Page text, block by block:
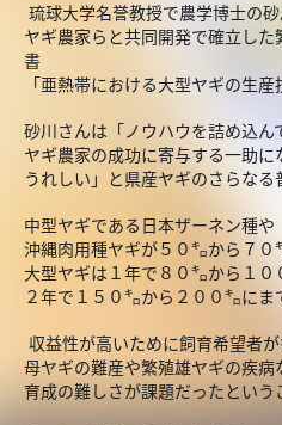
琉球大学名誉教授で農学博士の砂
ヤギ農家らと共同開発で確立し
書
「亜熱帯における大型ヤギの生産
砂川さんは「ノウハウを詰め込ん
ヤギ農家の成功に寄与する一助に
うれしい」と県産ヤギのさらなる
中型ヤギである日本ザーネン種や
沖縄肉用種ヤギが５０㌔から７０
大型ヤギは１年で８０㌔から１０
２年で１５０㌔から２００㌔にま
収益性が高いために飼育希望者が
母ヤギの難産や繁殖雄ヤギの疾病
育成の難しさが課題だったという